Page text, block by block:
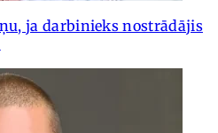
ja darbinieks nostrādājis